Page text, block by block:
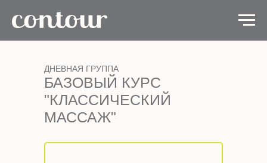
БАЗОВЫЙ КУРС
"КЛАССИЧЕСКИЙ
МАССАЖ"
ДНЕВНАЯ ГРУППА